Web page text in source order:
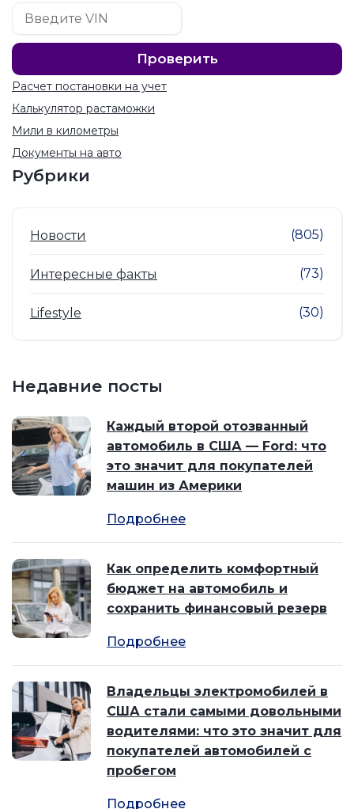
Расчет постановки на учет
Калькулятор растаможки
Мили в километры
Документы на авто
Рубрики
Новости (805)
Интересные факты (73)
Lifestyle (30)
Недавние посты
Каждый второй отозванный
автомобиль в США — Ford: что
это значит для покупателей
машин из Америки
Подробнее
Как определить комфортный
бюджет на автомобиль и
сохранить финансовый резерв
Подробнее
Владельцы электромобилей в
США стали самыми довольными
водителями: что это значит для
покупателей автомобилей с
пробегом
Подробнее